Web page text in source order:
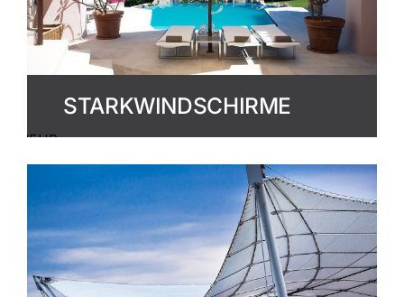
STARKWINDSCHIRME
MEHR